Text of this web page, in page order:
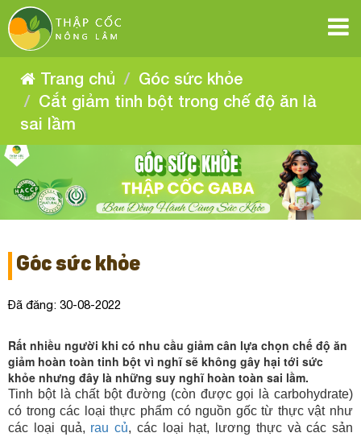
Cắt
giảm
tinh
bột
trong
chế
độ
là
sai
lầm
Cắt
giảm
tinh
bột
trong
chế
độ
ăn
là
sai
lầm
Cắt
giảm
tinh
bột
trong
chế
ăn
sai
lầm
Cắt
giảm
tinh
bột
trong
chế
sai
lầm
Cắt
giảm
tinh
bột
trong
giảm
tinh
bột
trong
Trang chủ
Góc sức khỏe
Cắt giảm tinh bột trong chế độ ăn là
sai lầm
Góc sức khỏe
Đã đăng: 30-08-2022
Rất nhiều người khi có nhu cầu giảm cân lựa chọn chế độ ăn
giảm hoàn toàn tinh bột vì nghĩ sẽ không gây hại tới sức
khỏe nhưng đây là những suy nghĩ hoàn toàn sai lầm.
Tinh bột là chất bột đường (còn được gọi là carbohydrate)
có trong các loại thực phẩm có nguồn gốc từ thực vật như
các loại quả, rau củ, các loại hạt, lương thực và các sản